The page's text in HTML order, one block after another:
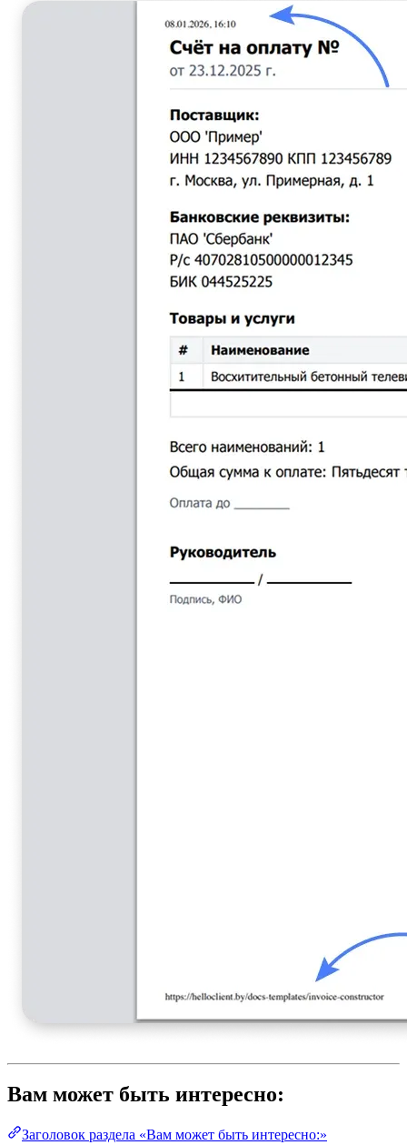
Вам может быть интересно:
Заголовок раздела «Вам может быть интересно:»